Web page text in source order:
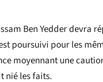
Ben Yedder devra
poursuivi pour les
moyennant une
nié les faits.